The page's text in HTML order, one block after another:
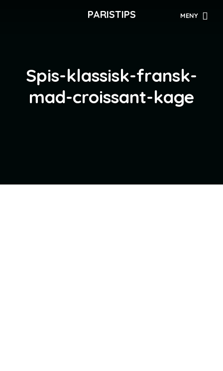
PARISTIPS MENY
Spis-klassisk-fransk-
mad-croissant-kage